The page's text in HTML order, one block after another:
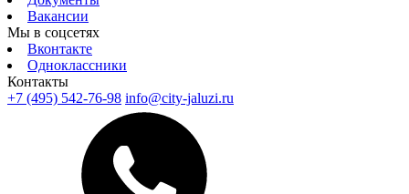
Вакансии
Мы в соцсетях
Вконтакте
Одноклассники
Контакты
+7 (495) 542-76-98 info@city-jaluzi.ru